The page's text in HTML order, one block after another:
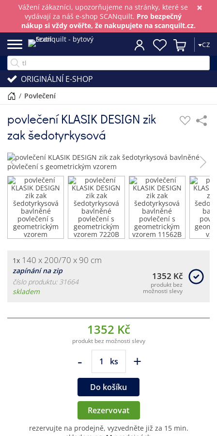
×
Vážení zákazníci, upozorňujeme na stránky, které se
vydávají za náš e-shop SCANquilt. Pro bezpečný
nákup si vždy ověřte, že nakupujete na scanquilt.cz.
CZ
ORIGINÁLNÍ E-SHOP
/ povlečení
povlečení KLASIK DESIGN zik
zak šedotyrkysová
1x 140 x 200/70 x 90 cm
zapínání na zip
číslo produktu: 31664
skladem
1352 Kč
produkt bez
možnosti slevy
1352 Kč
produkt bez možnosti slevy
- ks +
Do košíku
Rezervovat
rezervujte na prodejně, vyzvedněte již za 15 min.